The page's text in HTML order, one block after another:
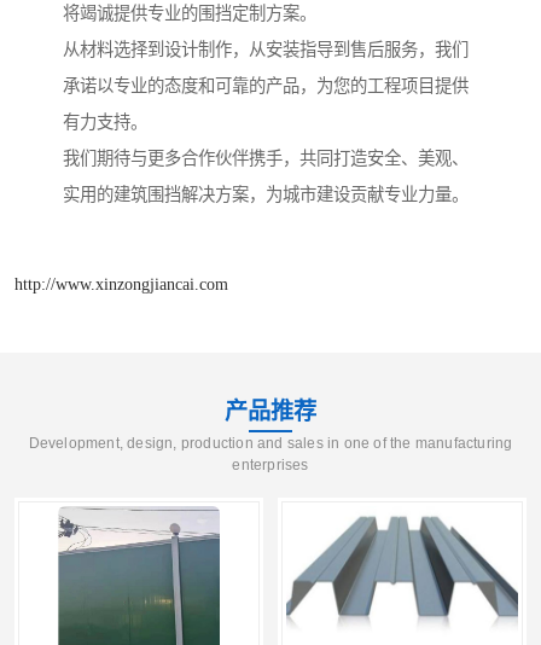
将竭诚提供专业的围挡定制方案。
从材料选择到设计制作，从安装指导到售后服务，我们
承诺以专业的态度和可靠的产品，为您的工程项目提供
有力支持。
我们期待与更多合作伙伴携手，共同打造安全、美观、
实用的建筑围挡解决方案，为城市建设贡献专业力量。
http://www.xinzongjiancai.com
产品推荐
Development, design, production and sales in one of the manufacturing
enterprises